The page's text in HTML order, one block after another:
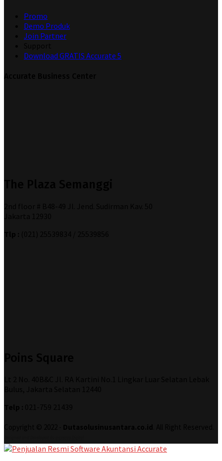
Promo
Demo Produk
Join Partner
Download GRATIS Accurate 5